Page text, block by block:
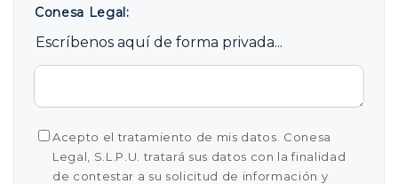
Conesa Legal:
Escríbenos aquí de forma privada...
Acepto el tratamiento de mis datos. Conesa
Legal, S.L.P.U. tratará sus datos con la finalidad
de contestar a su solicitud de información y